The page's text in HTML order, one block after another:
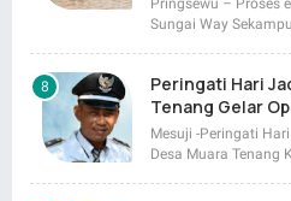
Pringsewu – Proses
Sungai Way
Peringati Hari
Tenang Gelar
Mesuji -Peringati
Desa Muara Tenang